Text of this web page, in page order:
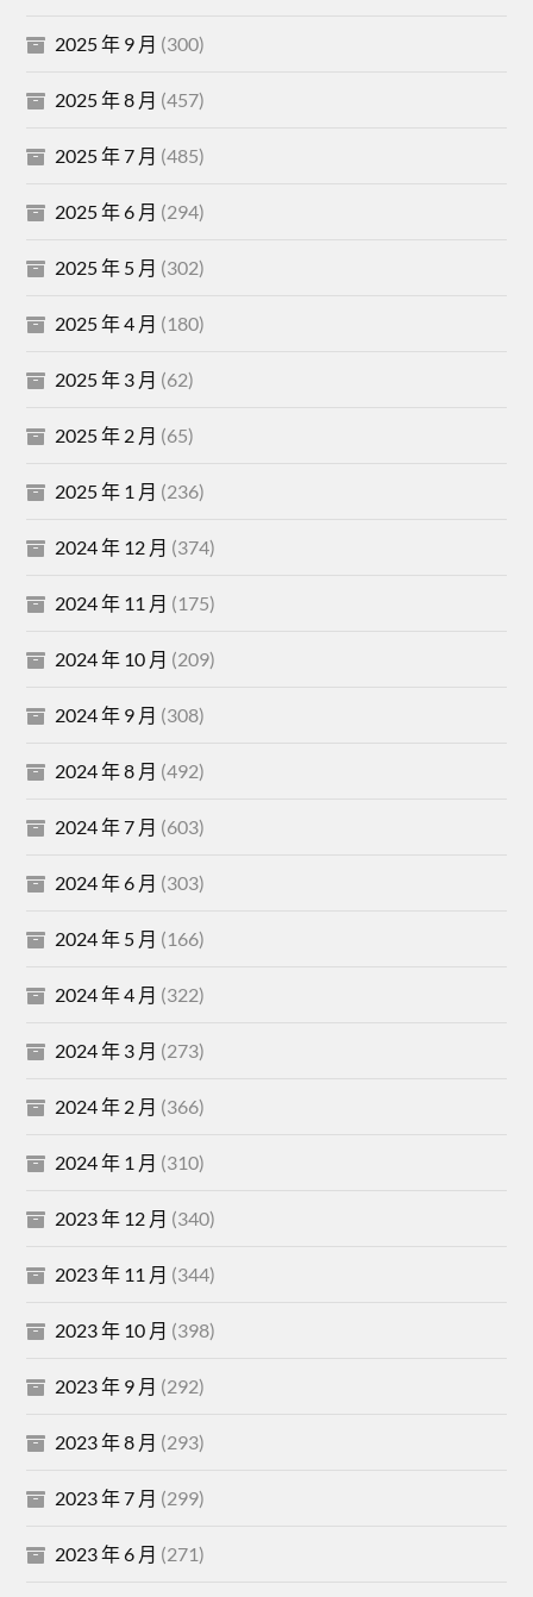
2025 年 9 月 (300)
2025 年 8 月 (457)
2025 年 7 月 (485)
2025 年 6 月 (294)
2025 年 5 月 (302)
2025 年 4 月 (180)
2025 年 3 月 (62)
2025 年 2 月 (65)
2025 年 1 月 (236)
2024 年 12 月 (374)
2024 年 11 月 (175)
2024 年 10 月 (209)
2024 年 9 月 (308)
2024 年 8 月 (492)
2024 年 7 月 (603)
2024 年 6 月 (303)
2024 年 5 月 (166)
2024 年 4 月 (322)
2024 年 3 月 (273)
2024 年 2 月 (366)
2024 年 1 月 (310)
2023 年 12 月 (340)
2023 年 11 月 (344)
2023 年 10 月 (398)
2023 年 9 月 (292)
2023 年 8 月 (293)
2023 年 7 月 (299)
2023 年 6 月 (271)